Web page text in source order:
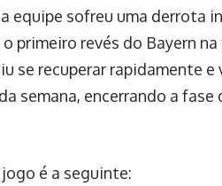
equipe sofreu uma derrota
primeiro revés do Bayern
se recuperar rapidamente e
semana, encerrando a fase
é a seguinte: